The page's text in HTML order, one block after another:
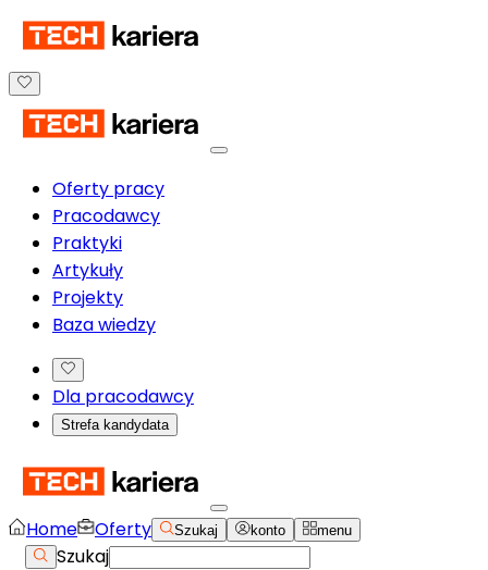
Oferty pracy
Pracodawcy
Praktyki
Artykuły
Projekty
Baza wiedzy
Dla pracodawcy
Strefa kandydata
Home Oferty Szukaj konto menu
Szukaj